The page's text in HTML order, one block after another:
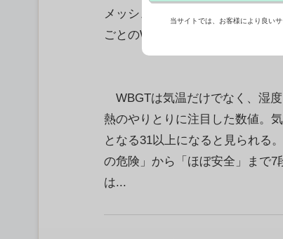
メッシュで表示し、熱中症の危
ごとのWBGT予測や1週間先まで
WBGTは気温だけでなく、湿
熱のやりとりに注目した数値。
となる31以上になると見られ
の危険」から「ほぼ安全」まで
は...
当サイトでは、お客様により良い